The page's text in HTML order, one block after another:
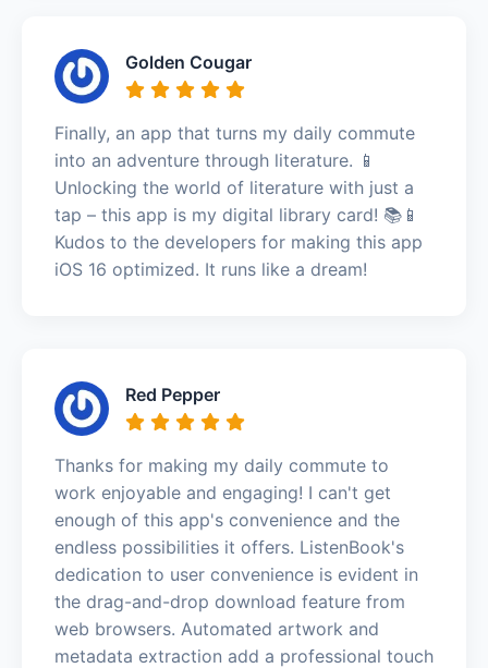
Golden Cougar
Finally, an app that turns my daily commute
into an adventure through literature. 📱
Unlocking the world of literature with just a
tap – this app is my digital library card! 📚📱
Kudos to the developers for making this app
iOS 16 optimized. It runs like a dream!
Red Pepper
Thanks for making my daily commute to
work enjoyable and engaging! I can't get
enough of this app's convenience and the
endless possibilities it offers. ListenBook's
dedication to user convenience is evident in
the drag-and-drop download feature from
web browsers. Automated artwork and
metadata extraction add a professional touch